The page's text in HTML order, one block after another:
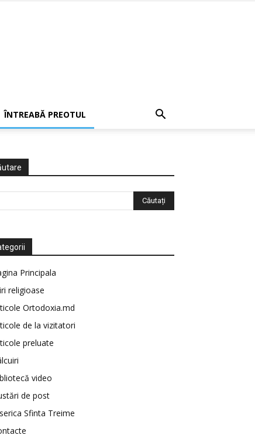
ÎNTREABĂ PREOTUL
Principala
religioase
Ortodoxia.md
de la vizitatori
preluate
video
de post
Sfinta Treime